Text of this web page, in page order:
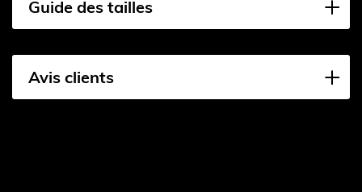
Guide des tailles
Avis clients